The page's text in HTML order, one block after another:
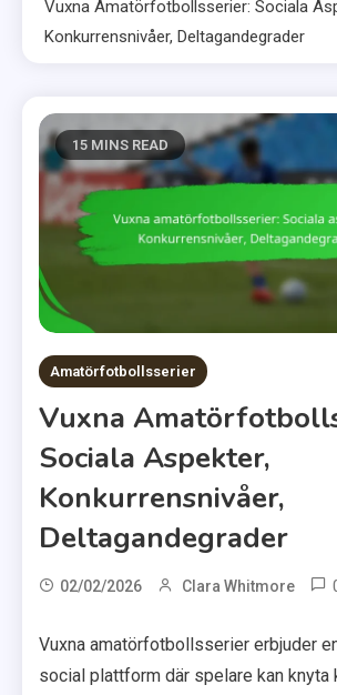
Vuxna Amatörfotbollsserier: Sociala
Konkurrensnivåer, Deltagandegrader
15 MINS READ
Amatörfotbollsserier
Vuxna
Sociala Aspekter,
Konkurrensnivåer,
Deltagandegrader
02/02/2026 Clara Whitmore
Vuxna amatörfotbollsserier erbjuder
social plattform där spelare kan knyta